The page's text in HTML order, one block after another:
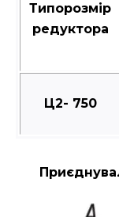
Типорозмір
редуктора
Ц2- 750